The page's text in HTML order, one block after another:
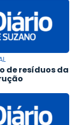
de resíduos da